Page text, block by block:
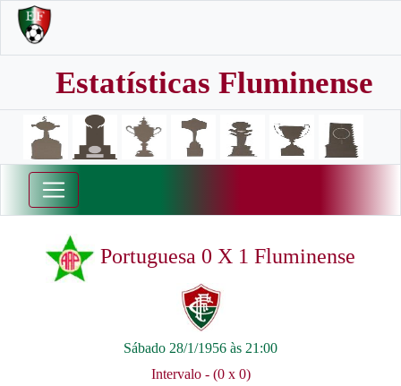
Estatísticas Fluminense
Portuguesa 0 X 1 Fluminense
Sábado 28/1/1956 às 21:00
Intervalo - (0 x 0)